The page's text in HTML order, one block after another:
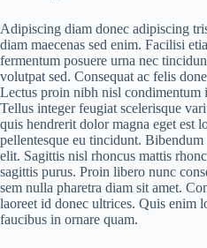
Adipiscing diam donec adipiscing
diam maecenas sed enim. Facilisi
fermentum posuere urna nec
volutpat sed. Consequat ac felis
Lectus proin nibh nisl condimentum
Tellus integer feugiat scelerisque
quis hendrerit dolor magna eget est
pellentesque eu tincidunt.
elit. Sagittis nisl rhoncus mattis
sagittis purus. Proin libero nunc
sem nulla pharetra diam sit amet.
laoreet id donec ultrices. Quis enim
faucibus in ornare quam.